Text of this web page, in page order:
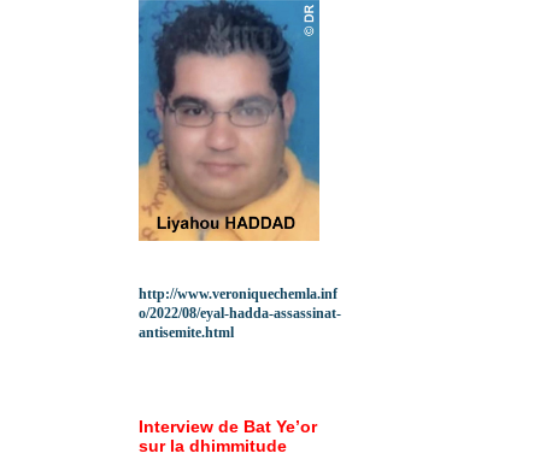
http://www.veroniquechemla.inf
o/2022/08/eyal-hadda-assassinat-
antisemite.html
Interview de Bat Ye’or
sur la dhimmitude